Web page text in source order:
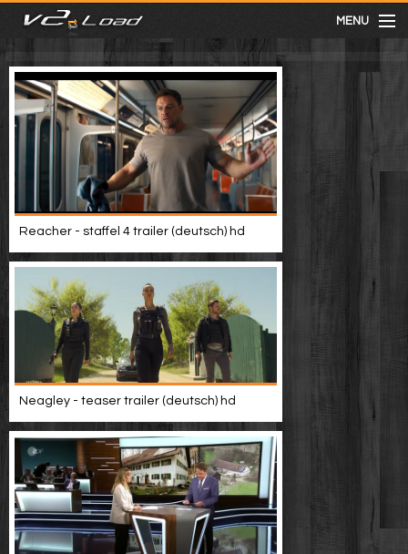
MENU
meist gesehen
neuste
kategorien
Menu
mit facebook anmelden
Informationen
Video suchen
Reacher - staffel 4 trailer (deutsch) hd
Neagley - teaser trailer (deutsch) hd